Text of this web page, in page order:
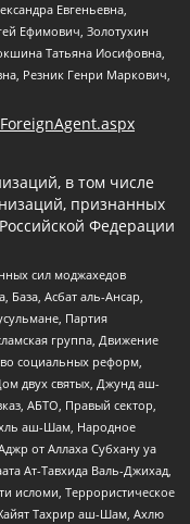
Евгеньевна,
Ефимович, Золотухин
Татьяна Иосифовна,
Резник Генри Маркович,
в том числе
признанных
Федерации
сил моджахедов
База, Асбат аль-Ансар,
Партия
группа, Движение
социальных реформ,
двух святых, Джунд аш-
АБТО, Правый сектор,
аш-Шам, Народное
от Аллаха Субхану уа
Ат-Тавхида Валь-Джихад,
исломи, Террористическое
Тахрир аш-Шам, Ахлю